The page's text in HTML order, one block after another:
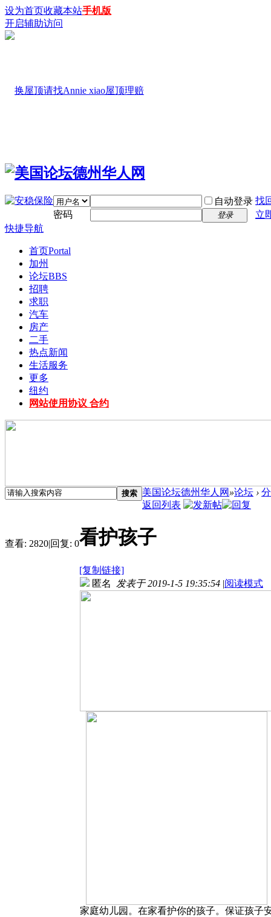
设为首页收藏本站手机版
开启辅助访问
自动登录 找
密码
登录
立
快捷导航
首页Portal
加州
论坛BBS
招聘
求职
汽车
房产
二手
热点新闻
生活服务
更多
纽约
网站使用协议 合约
搜索 美国论坛德州华人网 »论坛 ›
返回列表
查看: 2820|回复: 0看护孩子
[复制链接]
匿名 发表于 2019-1-5 19:35:54 |阅读模式
家庭幼儿园。在家看护你的孩子。保证孩子